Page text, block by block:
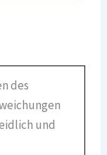
des
und